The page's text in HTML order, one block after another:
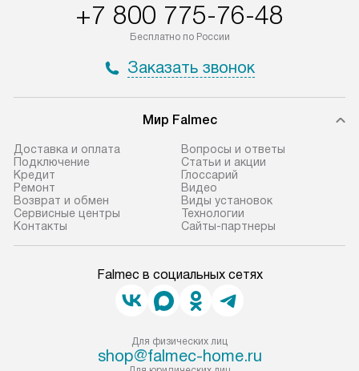
+7 800 775-76-48
Бесплатно по России
Заказать звонок
Мир Falmec
Доставка и оплата
Подключение
Кредит
Ремонт
Возврат и обмен
Сервисные центры
Контакты
Вопросы и ответы
Статьи и акции
Глоссарий
Видео
Виды установок
Технологии
Сайты-партнеры
Falmec в социальных сетях
Для физических лиц
shop@falmec-home.ru